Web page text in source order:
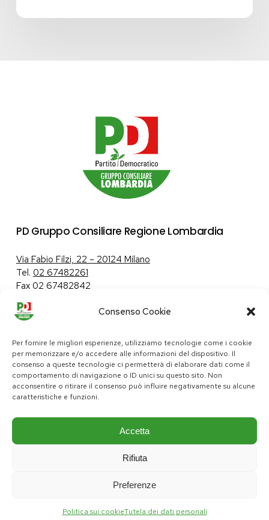
Consenso Cookie
Per fornire le migliori esperienze, utilizziamo tecnologie come i cookie
per memorizzare e/o accedere alle informazioni del dispositivo. Il
consenso a queste tecnologie ci permetterà di elaborare dati come il
comportamento di navigazione o ID unici su questo sito. Non
acconsentire o ritirare il consenso può influire negativamente su alcune
caratteristiche e funzioni.
Accetta
Rifiuta
Preferenze
Politica sui cookieTutela dei dati personali
PD Gruppo Consiliare Regione Lombardia
Via Fabio Filzi, 22 – 20124 Milano
Tel. 02 67482261
Fax 02 67482842
Tutela dei dati personali|Politica sui cookie
pd@consiglio.regione.lombardia.it
ufficiostampa.pd@consiglio.regione.lombardia.it
Pagine Facebook Gruppo Consiliare PD LombardiaPagina Messenger Gruppo Consiliare PD LombardiaPagina Instagram Gruppo PD LombardiaPagina Youtube Gruppo PD Lombardia